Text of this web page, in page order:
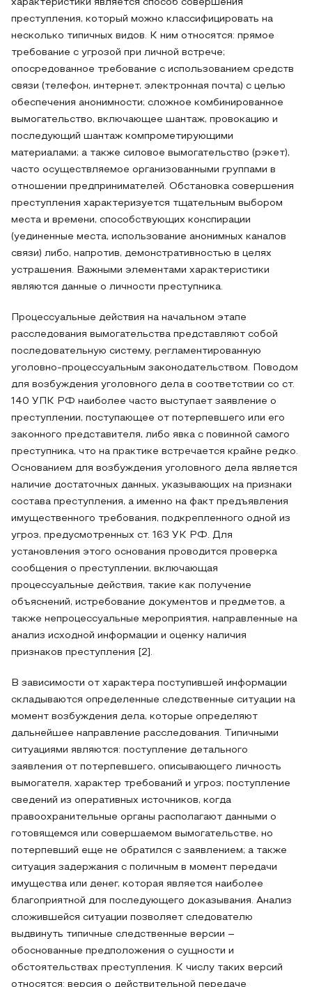
характеристики является способ совершения
преступления, который можно классифицировать на
несколько типичных видов. К ним относятся: прямое
требование с угрозой при личной встрече;
опосредованное требование с использованием средств
связи (телефон, интернет, электронная почта) с целью
обеспечения анонимности; сложное комбинированное
вымогательство, включающее шантаж, провокацию и
последующий шантаж компрометирующими
материалами; а также силовое вымогательство (рэкет),
часто осуществляемое организованными группами в
отношении предпринимателей. Обстановка совершения
преступления характеризуется тщательным выбором
места и времени, способствующих конспирации
(уединенные места, использование анонимных каналов
связи) либо, напротив, демонстративностью в целях
устрашения. Важными элементами характеристики
являются данные о личности преступника.
Процессуальные действия на начальном этапе
расследования вымогательства представляют собой
последовательную систему, регламентированную
уголовно-процессуальным законодательством. Поводом
для возбуждения уголовного дела в соответствии со ст.
140 УПК РФ наиболее часто выступает заявление о
преступлении, поступающее от потерпевшего или его
законного представителя, либо явка с повинной самого
преступника, что на практике встречается крайне редко.
Основанием для возбуждения уголовного дела является
наличие достаточных данных, указывающих на признаки
состава преступления, а именно на факт предъявления
имущественного требования, подкрепленного одной из
угроз, предусмотренных ст. 163 УК РФ. Для
установления этого основания проводится проверка
сообщения о преступлении, включающая
процессуальные действия, такие как получение
объяснений, истребование документов и предметов, а
также непроцессуальные мероприятия, направленные на
анализ исходной информации и оценку наличия
признаков преступления [2].
В зависимости от характера поступившей информации
складываются определенные следственные ситуации на
момент возбуждения дела, которые определяют
дальнейшее направление расследования. Типичными
ситуациями являются: поступление детального
заявления от потерпевшего, описывающего личность
вымогателя, характер требований и угроз; поступление
сведений из оперативных источников, когда
правоохранительные органы располагают данными о
готовящемся или совершаемом вымогательстве, но
потерпевший еще не обратился с заявлением; а также
ситуация задержания с поличным в момент передачи
имущества или денег, которая является наиболее
благоприятной для последующего доказывания. Анализ
сложившейся ситуации позволяет следователю
выдвинуть типичные следственные версии –
обоснованные предположения о сущности и
обстоятельствах преступления. К числу таких версий
относятся: версия о действительной передаче